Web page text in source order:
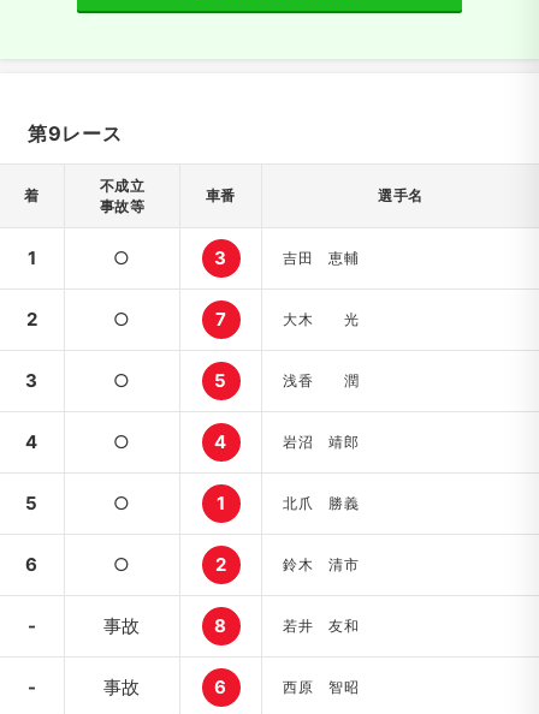
第9レース
着
不成立
事故等
車番 選手名
1 ○ 3 吉田 恵輔
2 ○ 7 大木 光
3 ○ 5 浅香 潤
4 ○ 4 岩沼 靖郎
5 ○ 1 北爪 勝義
6 ○ 2 鈴木 清市
- 事故 8 若井 友和
- 事故 6 西原 智昭